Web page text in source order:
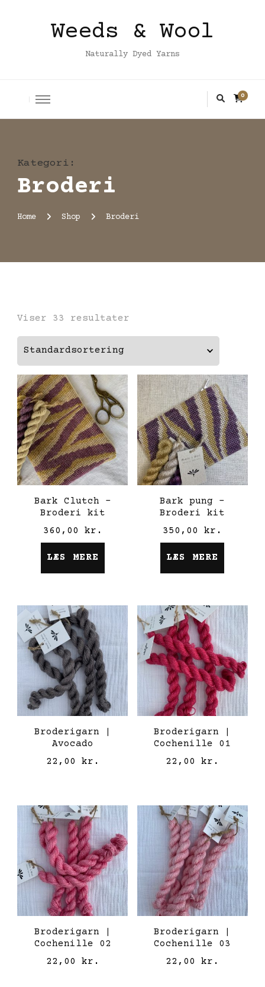
Weeds & Wool
Naturally Dyed Yarns
0
Kategori :
Broderi
Home Shop Broderi
Viser 33 resultater
Bark Clutch –
Broderi kit
360,00 kr.
LÆS MERE
Bark pung –
Broderi kit
350,00kr.
LÆS MERE
Broderigarn |
Avocado
22,00 kr.
Broderigarn |
Cochenille 01
22,00kr.
Broderigarn |
Cochenille 02
22,00 kr.
Broderigarn |
Cochenille 03
22,00kr.